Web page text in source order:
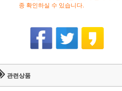
종 확인하실 수 있습니다.
관련상품